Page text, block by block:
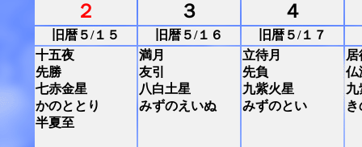
２ ３ ４
旧暦５/１５ 旧暦５/１６
旧暦５/１７
十五夜
先勝
七赤金星
かのととり
半夏至
満月
友引
八白土星
みずのえいぬ
立待月
先負
九紫火星
みずのとい
仏
九